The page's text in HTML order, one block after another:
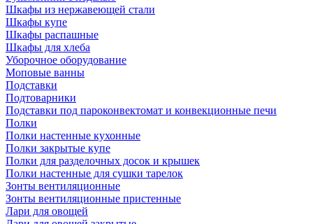
Шкафы из нержавеющей стали
Шкафы купе
Шкафы распашные
Шкафы для хлеба
Уборочное оборудование
Моповые ванны
Подставки
Подтоварники
Подставки под пароконвектомат и конвекционные печи
Полки
Полки настенные кухонные
Полки закрытые купе
Полки для разделочных досок и крышек
Полки настенные для сушки тарелок
Зонты вентиляционные
Зонты вентиляционные пристенные
Лари для овощей